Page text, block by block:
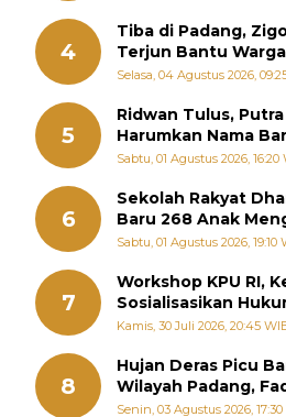
4
Tiba di Padang,
Terjun Bantu
Selasa, 04 Agustus 2026,
5
Ridwan Tulus,
Harumkan Nama
Diabadikan dalam
Sabtu, 01 Agustus 2026, 16:20
6
Sekolah Rakyat
Baru 268 Anak
Memutus Rantai
Sabtu, 01 Agustus 2026, 19:10
7
Workshop KPU RI,
Sosialisasikan
Penyelesaian
Kamis, 30 Juli 2026, 20:45
8
Hujan Deras Picu
Wilayah Padang,
Perintahkan OPD
Senin, 03 Agustus 2026,